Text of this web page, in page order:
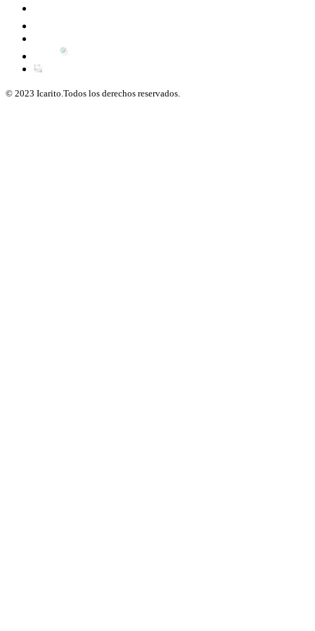
© 2023 Icarito.Todos los derechos reservados.